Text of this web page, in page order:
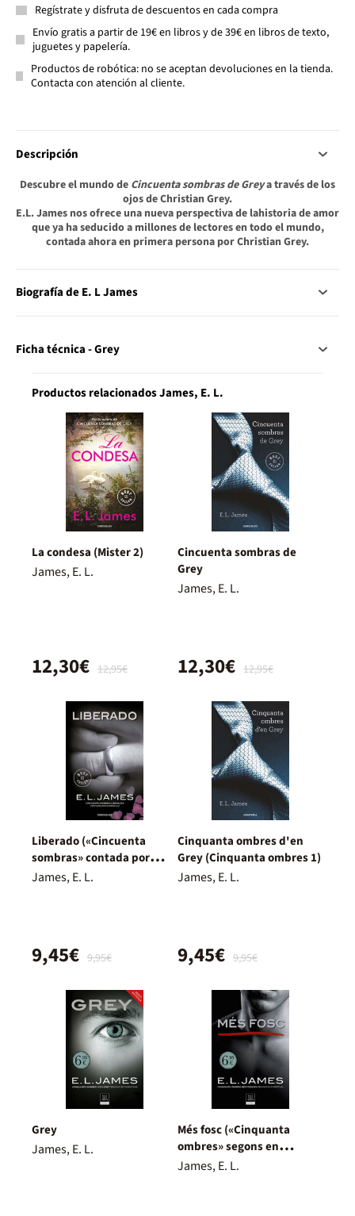
Regístrate y disfruta de descuentos en cada compra
Envío gratis a partir de 19€ en libros y de 39€ en libros de texto,
juguetes y papelería.
Productos de robótica: no se aceptan devoluciones en la tienda.
Contacta con atención al cliente.
Descripción
Descubre el mundo de Cincuenta sombras de Greya través de los
ojos de Christian Grey.
E.L. James nos ofrece una nueva perspectiva de lahistoria de amor
que ya ha seducido a millones de lectores en todo el mundo,
contada ahora en primera persona por Christian Grey.
Biografía de E. L James
Ficha técnica - Grey
Productos relacionados James, E. L.
La condesa (Mister 2)
James, E. L.
12,95€
12,30€
Cincuenta sombras de
Grey
James, E. L.
12,95€
12,30€
Liberado («Cincuenta
sombras» contada por
Christian Grey 3)
James, E. L.
9,95€
9,45€
Cinquanta ombres d'en
Grey (Cinquanta ombres 1)
James, E. L.
9,95€
9,45€
Grey
James, E. L.
Més fosc («Cinquanta
ombres» segons en
Christian Grey 2)
James, E. L.